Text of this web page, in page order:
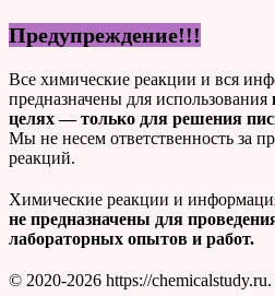
Предупреждение!!!
Все химические реакции и вся
предназначены для использования
целях — только для решения
Мы не несем ответственность за
реакций.
Химические реакции и
не предназначены для
лабораторных опытов и работ.
© 2020-2026 https://